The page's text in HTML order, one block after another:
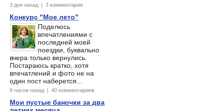
3 дня назад | 3 комментария
Конкурс "Мое лето"
Поделюсь
впечатлениями с
последней моей
поездки, буквально
вчера только вернулись.
Постараюсь кратко, хотя
впечатлений и фото не на
один пост наберется...
6 часов назад | 40 комментариев
Мои пустые баночки за два